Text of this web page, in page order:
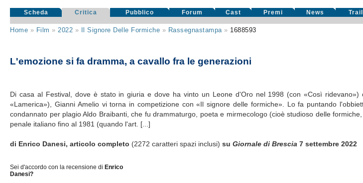
Scheda Critica Pubblico Forum Cast Premi News
Home » Film » 2022 » Il Signore Delle Formiche » Rassegnastampa» 1688593
L'emozione si fa dramma, a cavallo fra le generazioni
Di casa al Festival, dove è stato in giuria e dove ha vinto un Leone d'Oro nel 1998 (con «Così
«Lamerica»), Gianni Amelio vi torna in competizione con «Il signore delle formiche». Lo fa puntando
condannato per plagio Aldo Braibanti, che fu drammaturgo, poeta e mirmecologo (cioè studioso delle
penale italiano fino al 1981 (quando l'art. [...]
di Enrico Danesi, articolo completo (2272 caratteri spazi inclusi)suGiornale di Brescia 7 settembre 2022
Sei d'accordo con la recensione di Enrico
Danesi?